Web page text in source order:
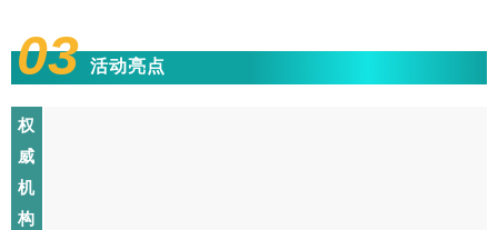
03 活动亮点
权
威
机
构